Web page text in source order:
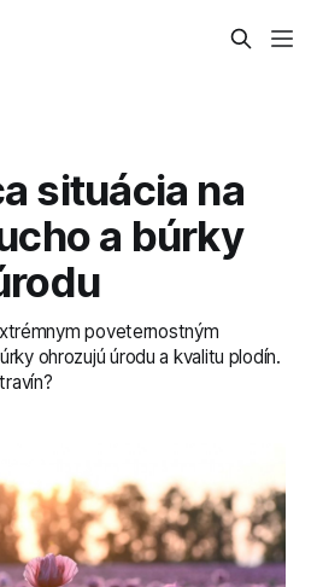
situácia na
a búrky
poveternostným
ohrozujú úrodu a kvalitu plodín.